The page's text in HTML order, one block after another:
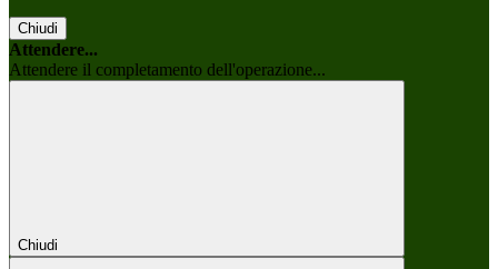
Chiudi
Attendere...
Attendere il completamento dell'operazione...
Chiudi